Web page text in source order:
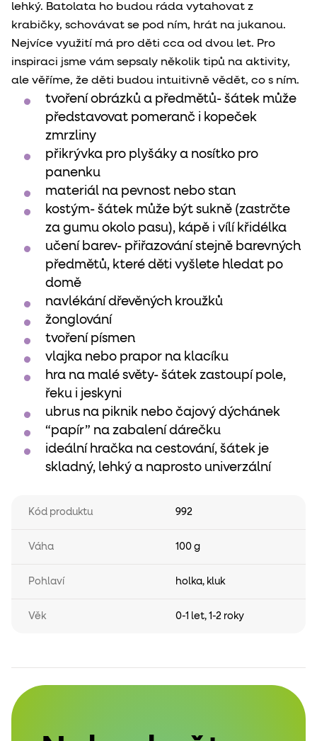
lehký. Batolata ho budou ráda vytahovat z
krabičky, schovávat se pod ním, hrát na jukanou.
Nejvíce využití má pro děti cca od dvou let. Pro
inspiraci jsme vám sepsaly několik tipů na aktivity,
ale věříme, že děti budou intuitivně vědět, co s ním.
tvoření obrázků a předmětů- šátek může
představovat pomeranč i kopeček
zmrzliny
přikrývka pro plyšáky a nosítko pro
panenku
materiál na pevnost nebo stan
kostým- šátek může být sukně (zastrčte
za gumu okolo pasu), kápě i vílí křidélka
učení barev- přiřazování stejně barevných
předmětů, které děti vyšlete hledat po
domě
navlékání dřevěných kroužků
žonglování
tvoření písmen
vlajka nebo prapor na klacíku
hra na malé světy- šátek zastoupí pole,
řeku i jeskyni
ubrus na piknik nebo čajový dýchánek
“papír” na zabalení dárečku
ideální hračka na cestování, šátek je
skladný, lehký a naprosto univerzální
Kód produktu 992
Váha 100 g
Pohlaví holka, kluk
Věk 0-1 let, 1-2 roky